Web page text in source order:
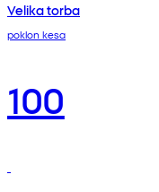
Velika torba
poklon kesa
100